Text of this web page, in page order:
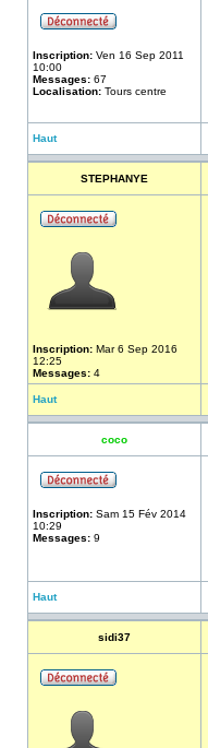
Inscription: Ven 16 Sep 2011
10:00
Messages: 67
Localisation: Tours centre
Haut
STEPHANYE
Inscription: Mar 6 Sep 2016
12:25
Messages: 4
Haut
coco
Inscription: Sam 15 Fév 2014
10:29
Messages: 9
Haut
sidi37